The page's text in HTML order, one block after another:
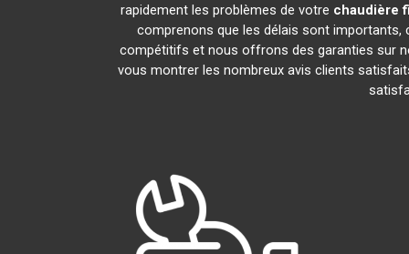
rapidement les problèmes de votre chaudière
comprenons que les délais sont
compétitifs et nous offrons des garanties sur
vous montrer les nombreux avis clients